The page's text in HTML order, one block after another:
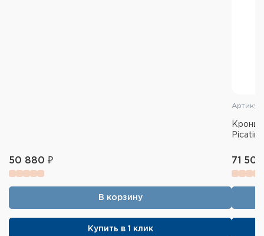
50 880 ₽
В корзину
Купить в 1 клик
71